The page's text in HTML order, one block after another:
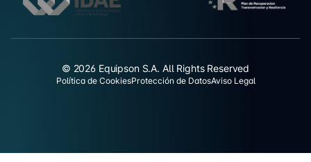
© 2026 Equipson S.A. All Rights Reserved
Política de CookiesProtección de DatosAviso Legal